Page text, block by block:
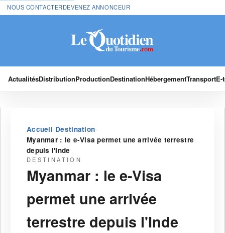
NOUS CONTACTERDEVENEZ ANNONCEUR
ActualitésDistributionProductionDestinationHébergementTransport
Accueil›Destination›
Myanmar : le e-Visa permet une arrivée terrestre
depuis l'Inde
DESTINATION
Myanmar : le e-Visa
permet une arrivée
terrestre depuis l'Inde